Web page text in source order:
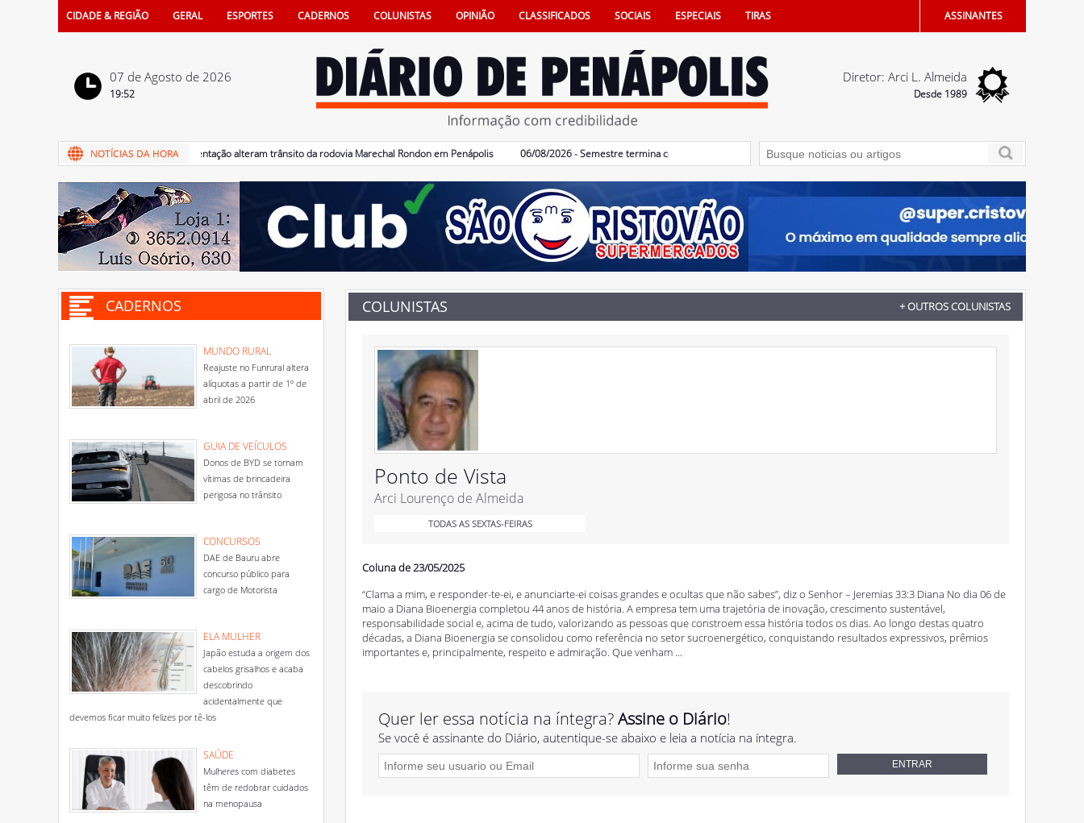
CIDADE & REGIÃO GERAL ESPORTES CADERNOS COLUNISTAS OPINIÃO CLASSIFICADOS SOCIAIS ESPECIAIS TIRAS ASSINANTES
07 de Agosto de 2026
19:52
Diretor: Arci L. Almeida
Desde 1989
07/08/2026 - Obras de pavimentação alteram trânsito da rodovia Marechal Rondon em Penápolis 06/08/2026 - Semestre termina com 617 vagas de emprego criadas em Penápolis 05/08/2026 - Dia dos Pais terá sorteio de
CADERNOS
MUNDO RURAL
Reajuste no Funrural altera
alíquotas a partir de 1º de
abril de 2026
GUIA DE VEÍCULOS
Donos de BYD se tornam
vítimas de brincadeira
perigosa no trânsito
CONCURSOS
DAE de Bauru abre
concurso público para
cargo de Motorista
ELA MULHER
Japão estuda a origem dos
cabelos grisalhos e acaba
descobrindo
acidentalmente que
devemos ficar muito felizes por tê-los
SAÚDE
Mulheres com diabetes
têm de redobrar cuidados
na menopausa
COLUNISTAS + OUTROS COLUNISTAS
Ponto de Vista
Arci Lourenço de Almeida
TODAS AS SEXTAS-FEIRAS
Coluna de 23/05/2025
“Clama a mim, e responder-te-ei, e anunciarte-ei coisas grandes e ocultas que não sabes”, diz o Senhor – Jeremias 33:3 Diana No dia 06 de
maio a Diana Bioenergia completou 44 anos de história. A empresa tem uma trajetória de inovação, crescimento sustentável,
responsabilidade social e, acima de tudo, valorizando as pessoas que constroem essa história todos os dias. Ao longo destas quatro
décadas, a Diana Bioenergia se consolidou como referência no setor sucroenergético, conquistando resultados expressivos, prêmios
importantes e, principalmente, respeito e admiração. Que venham ...
Quer ler essa notícia na íntegra?Assine o Diário!
Se você é assinante do Diário, autentique-se abaixo e leia a notícia na íntegra.